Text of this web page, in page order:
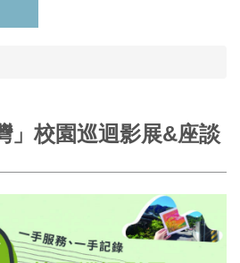
」校園巡迴影展&座談